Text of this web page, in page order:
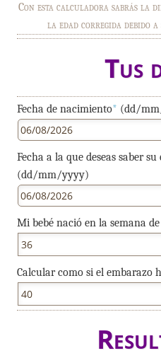
Con esta calculadora sabrás la
la edad corregida debido
Tus
Fecha de nacimiento* (dd/
Fecha a la que deseas saber
(dd/mm/yyyy)
Mi bebé nació en la semana
Calcular como si el embarazo